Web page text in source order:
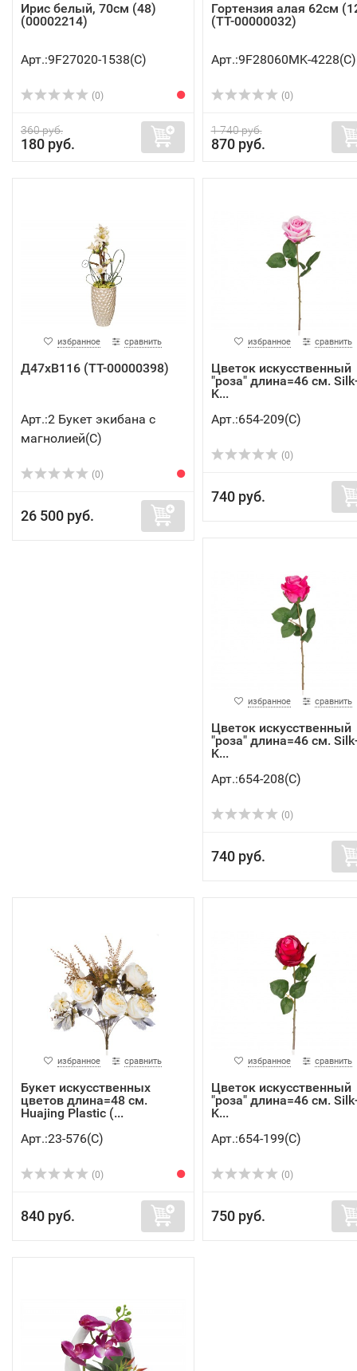
Ирис белый, 70см (48)
(00002214)
Арт.:9F27020-1538(C)
(0)
360 руб.
180 руб.
Гортензия алая 62см
(TT-00000032)
Арт.:9F28060MK-4228(C)
(0)
1 740 руб.
870 руб.
избранное сравнить
Д47хВ116 (TT-00000398)
Арт.:2 Букет экибана с
магнолией(C)
(0)
26 500 руб.
избранное сравнить
Цветок искусственный
"роза" длина=46 см.
K...
Арт.:654-209(C)
(0)
740 руб.
избранное сравнить
Цветок искусственный
"роза" длина=46 см.
K...
Арт.:654-208(C)
(0)
740 руб.
избранное сравнить
Букет искусственных
цветов длина=48 см.
Huajing Plastic (...
Арт.:23-576(C)
(0)
840 руб.
избранное сравнить
Цветок искусственный
"роза" длина=46 см.
K...
Арт.:654-199(C)
(0)
750 руб.